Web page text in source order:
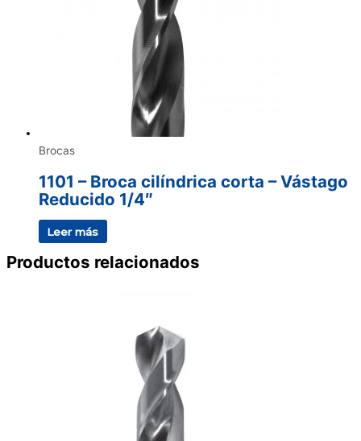
Brocas
1101 – Broca cilíndrica corta – Vástago
Reducido 1/4″
Leer más
Productos relacionados